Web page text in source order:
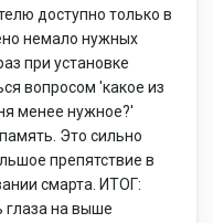
доступно только в
немало нужных
при установке
вопросом 'какое из
менее нужное?'
Это сильно
препятствие в
смарта. ИТОГ:
глаза на выше